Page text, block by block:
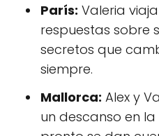
París: Valeria
respuestas sobre
secretos que
siempre.
Mallorca: Alex y
un descanso en